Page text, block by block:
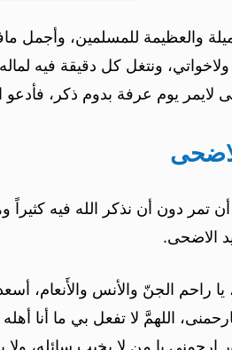
والعظيمة للمسلمين، وأجمل
ونتغل كل دقيقة فيه
لايمر يوم عرفة بدوم ذكر،
تمر دون أن نذكر الله فيه
الاضحى.
يا راحم الجنّ والأنس والأَنعام،
اللهمَّ لا تفعل بي ما أنا
ارحمنى يا من لا يخيب سائله،